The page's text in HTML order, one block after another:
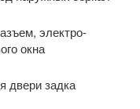
электро­
окна
двери задка